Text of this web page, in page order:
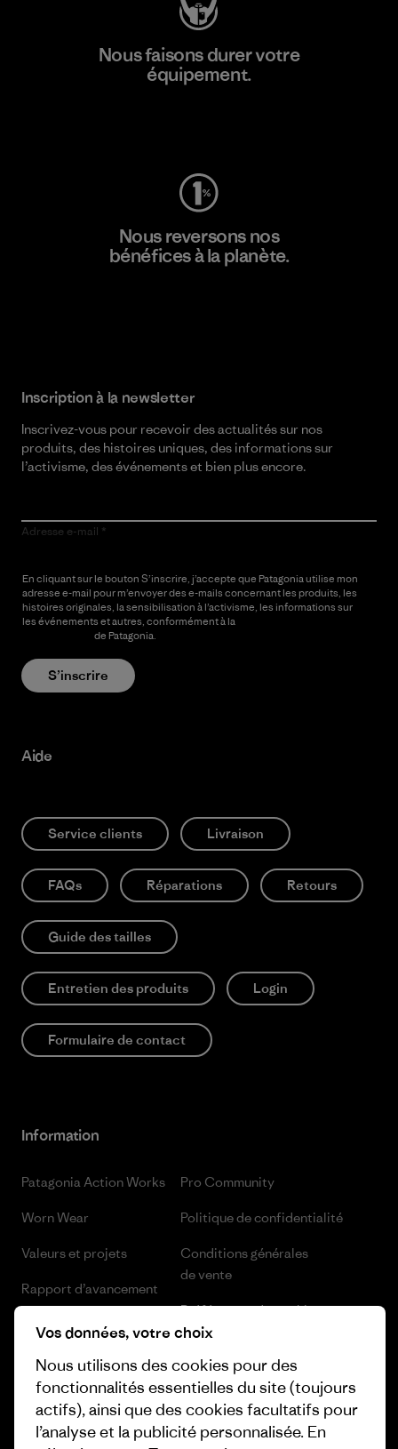
Nous faisons durer votre
équipement.
Nous reversons nos
bénéfices à la planète.
Inscription à la newsletter
Inscrivez-vous pour recevoir des actualités sur nos
produits, des histoires uniques, des informations sur
l’activisme, des événements et bien plus encore.
Adresse e-mail
En cliquant sur le bouton S’inscrire, j’accepte que Patagonia utilise mon
adresse e-mail pour m’envoyer des e-mails concernant les produits, les
histoires originales, la sensibilisation à l’activisme, les informations sur
les événements et autres, conformément à la
de Patagonia.
S’inscrire
Aide
Service clients Livraison
FAQs Réparations Retours
Guide des tailles
Entretien des produits Login
Formulaire de contact
Information
Patagonia Action Works
Worn Wear
Valeurs et projets
Rapport d’avancement
Business Unusual
Objectifs climatiques
1% For The Planet
Comment nous finançons
Pro Community
Politique de confidentialité
Conditions générales
de vente
Préférences de cookie
Presse et media
Industry program
Vos données, votre choix
Nous utilisons des cookies pour des
fonctionnalités essentielles du site (toujours
actifs), ainsi que des cookies facultatifs pour
l’analyse et la publicité personnalisée. En